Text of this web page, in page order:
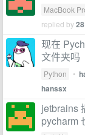
MacBook
replied by
现在
文件夹吗
Python •
hanssx
jetbrains
pycharm